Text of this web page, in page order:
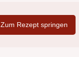
Zum Rezept springen